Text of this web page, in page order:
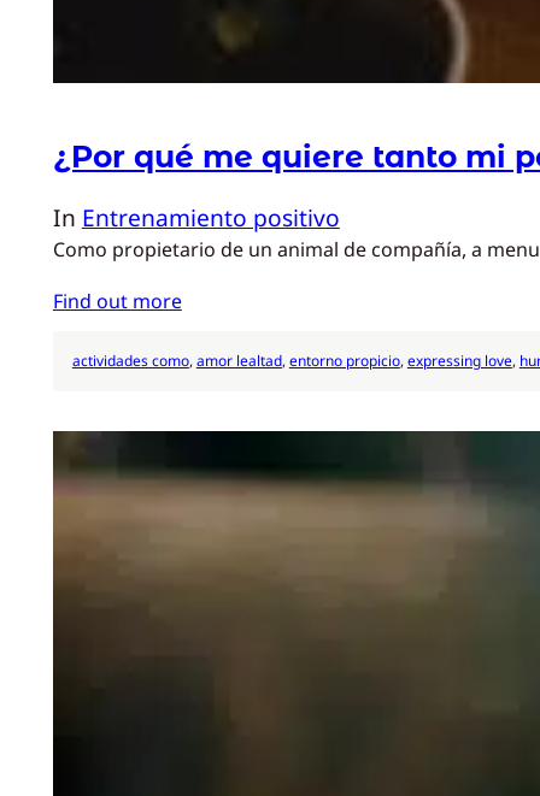
¿Por qué me quiere tanto mi
In Entrenamiento positivo
Como propietario de un animal de compañía, a
Find out more
actividades como, amor lealtad, entorno propicio, expressing love,